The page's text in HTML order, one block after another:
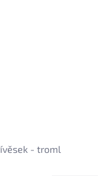
- troml